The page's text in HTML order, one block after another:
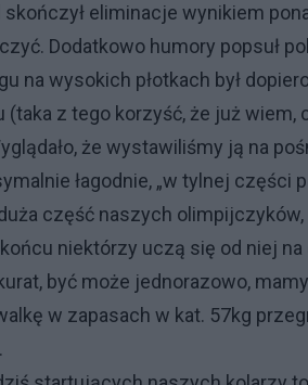
skończył eliminacje wynikiem
Dodatkowo humory popsuł
na wysokich płotkach był
(taka z tego korzyść, że już
że wystawiliśmy ją na
łagodnie, „w tylnej części
część naszych
niektórzy uczą się od niej
być może jednorazowo,
w zapasach w kat. 57kg